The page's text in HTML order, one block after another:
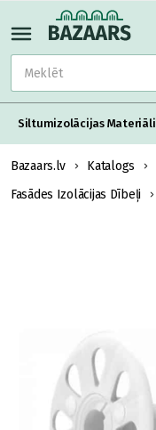
Siltumizolācijas Materiāli
Bazaars.lv Katalogs
Fasādes Izolācijas Dībeļi